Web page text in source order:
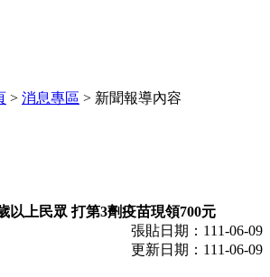
> 消息專區 > 新聞報導內容
以上民眾 打第3劑疫苗現領700元
張貼日期：111-06-09
更新日期：111-06-09